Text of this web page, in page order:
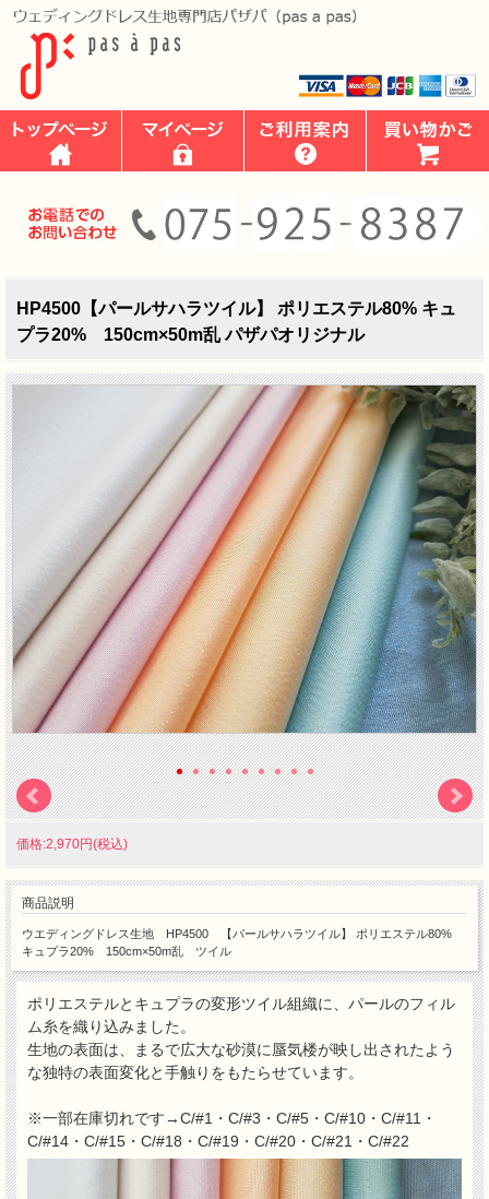
HP4500【パールサハラツイル】 ポリエステル80% キュ
プラ20% 150cm×50m乱 パザパオリジナル
価格:2,970円(税込)
商品説明
ウエディングドレス生地 HP4500 【パールサハラツイル】 ポリエステル80%
キュプラ20% 150cm×50m乱 ツイル
ポリエステルとキュプラの変形ツイル組織に、パールのフィル
ム糸を織り込みました。
生地の表面は、まるで広大な砂漠に蜃気楼が映し出されたよう
な独特の表面変化と手触りをもたらせています。
※一部在庫切れです→C/#1・C/#3・C/#5・C/#10・C/#11・
C/#14・C/#15・C/#18・C/#19・C/#20・C/#21・C/#22